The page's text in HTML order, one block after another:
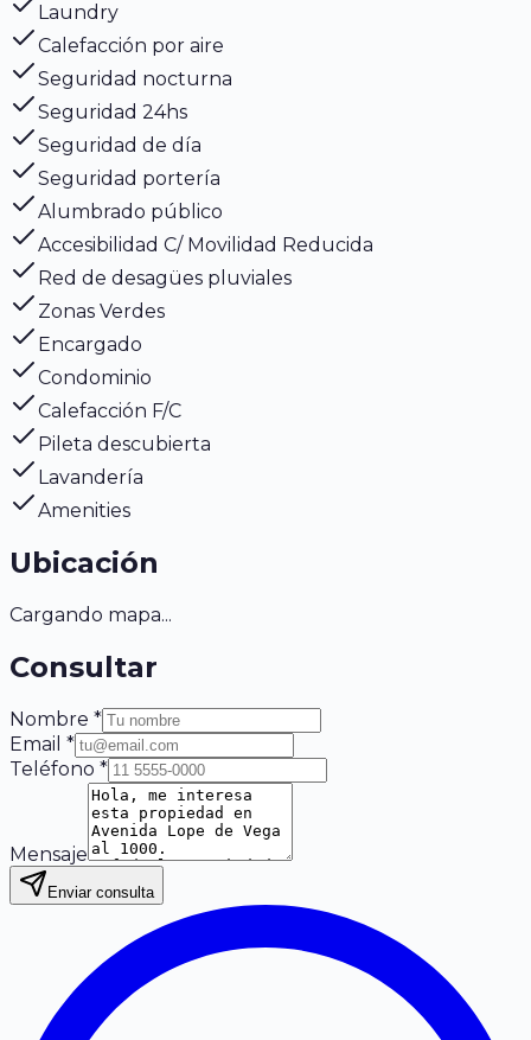
Laundry
Calefacción por aire
Seguridad nocturna
Seguridad 24hs
Seguridad de día
Seguridad portería
Alumbrado público
Accesibilidad C/ Movilidad Reducida
Red de desagües pluviales
Zonas Verdes
Encargado
Condominio
Calefacción F/C
Pileta descubierta
Lavandería
Amenities
Ubicación
Cargando mapa...
Consultar
Nombre *
Email *
Teléfono *
Mensaje
Enviar consulta